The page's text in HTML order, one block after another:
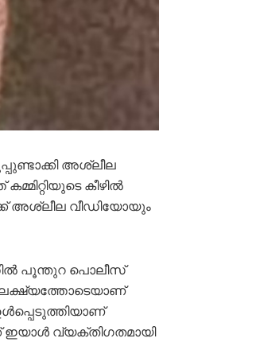
അശ്ലീല
കീഴിൽ
അശ്ലീല വീഡിയോയും
പൂന്തുറ പൊലീസ്
ലക്ഷ്യത്തോടെയാണ്
ഇയാൾ വ്യക്തിഗതമായി